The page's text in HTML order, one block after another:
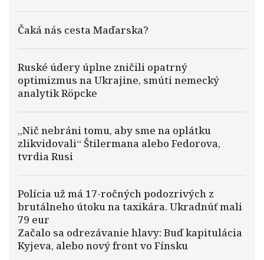
Čaká nás cesta Maďarska?
Ruské údery úplne zničili opatrný
optimizmus na Ukrajine, smúti nemecký
analytik Röpcke
„Nič nebráni tomu, aby sme na oplátku
zlikvidovali“ Štilermana alebo Fedorova,
tvrdia Rusi
Polícia už má 17-ročných podozrivých z
brutálneho útoku na taxikára. Ukradnúť mali
79 eur
Začalo sa odrezávanie hlavy: Buď kapitulácia
Kyjeva, alebo nový front vo Fínsku